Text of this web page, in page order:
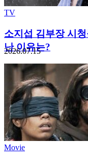
TV
소지섭 김부장 시
난 이유는?
2026.07.15
Movie